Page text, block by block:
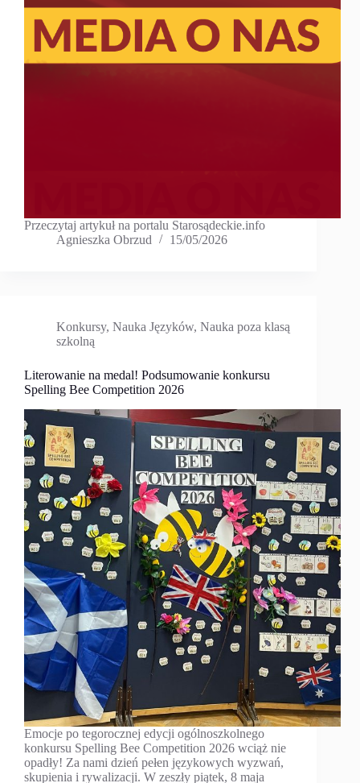
Przeczytaj artykuł na portalu Starosądeckie.info
Agnieszka Obrzud
15/05/2026
Konkursy, Nauka Języków, Nauka poza klasą
szkolną
Literowanie na medal! Podsumowanie konkursu
Spelling Bee Competition 2026
Emocje po tegorocznej edycji ogólnoszkolnego
konkursu Spelling Bee Competition 2026 wciąż nie
opadły! Za nami dzień pełen językowych wyzwań,
skupienia i rywalizacji. W zeszły piątek, 8 maja